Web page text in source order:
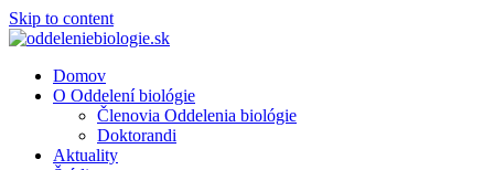
Skip to content
Domov
O Oddelení biológie
Členovia Oddelenia biológie
Doktorandi
Aktuality